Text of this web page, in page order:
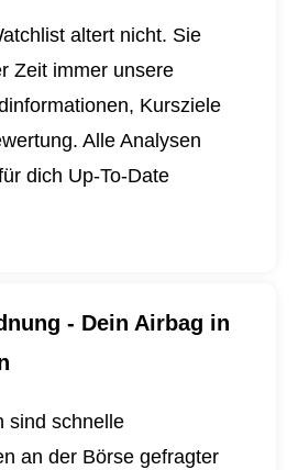
altert nicht. Sie
Zeit immer unsere
Kursziele
Alle Analysen
dich Up-To-Date
- Dein Airbag in
sind schnelle
an der Börse gefragter